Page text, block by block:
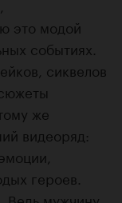
это модой
событиях.
сиквелов
же
видеоряд:
героев.